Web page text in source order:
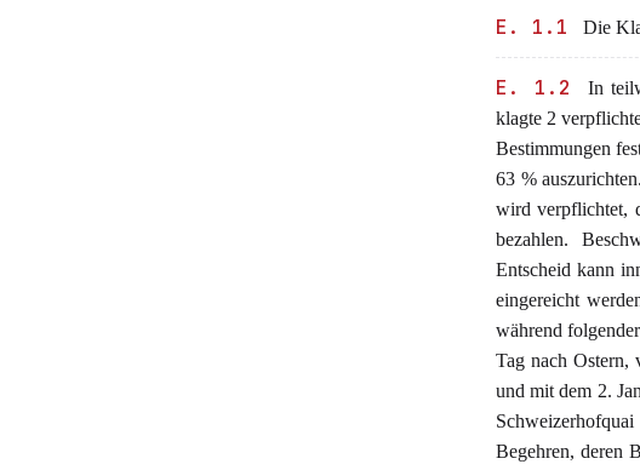
E. 1.1 Die
E. 1.2
In
klagte 2
Bestimmungen
63 %
wird verpflichtet,
bezahlen.
Entscheid kann
eingereicht
während
Tag nach
und mit dem 2.
Begehren, deren